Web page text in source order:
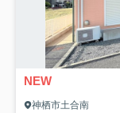
NEW
神栖市土合南